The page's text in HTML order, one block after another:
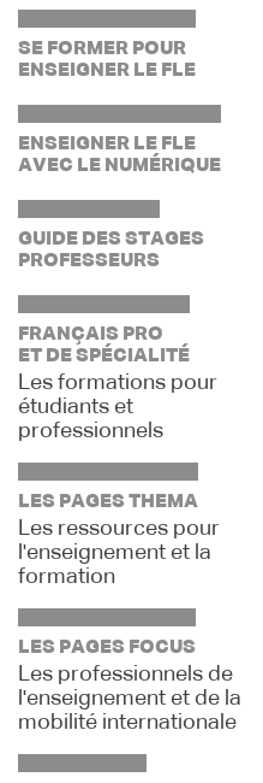
SE FORMER POUR
ENSEIGNER LE FLE
ENSEIGNER LE FLE
AVEC LE NUMÉRIQUE
GUIDE DES STAGES
PROFESSEURS
FRANÇAIS PRO
ET DE SPÉCIALITÉ
Les formations pour
étudiants et
professionnels
LES PAGES THEMA
Les ressources pour
l'enseignement et la
formation
LES PAGES FOCUS
Les professionnels de
l'enseignement et de la
mobilité internationale